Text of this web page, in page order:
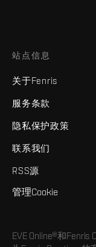
站点信息
关于Fenris
服务条款
隐私保护政策
联系我们
RSS源
管理Cookie
EVE Online®和